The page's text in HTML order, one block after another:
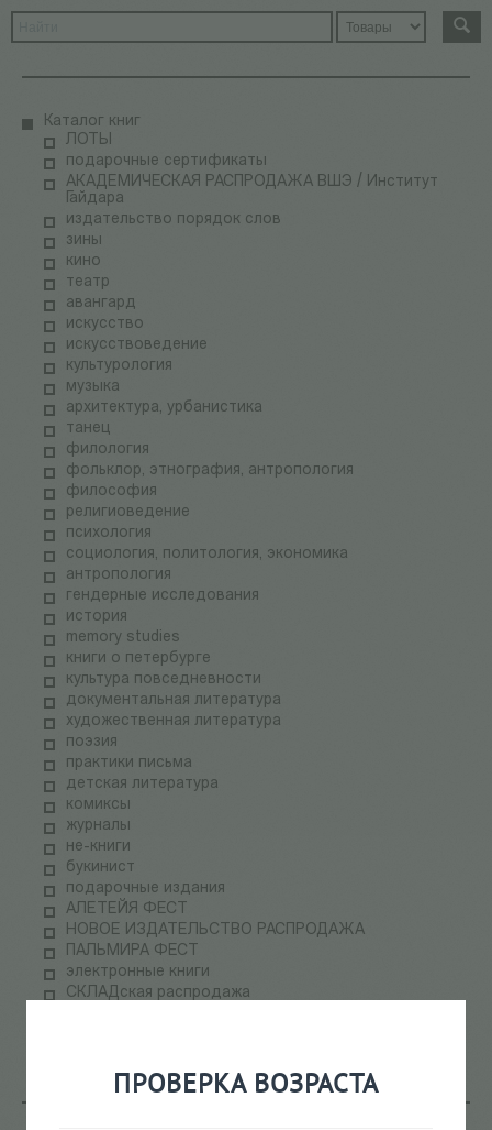
ПРОВЕРКА ВОЗРАСТА
Каталог книг
ЛОТЫ
подарочные сертификаты
АКАДЕМИЧЕСКАЯ РАСПРОДАЖА ВШЭ / Институт
Гайдара
издательство порядок слов
зины
кино
театр
авангард
искусство
искусствоведение
культурология
музыка
архитектура, урбанистика
танец
филология
фольклор, этнография, антропология
философия
религиоведение
психология
социология, политология, экономика
антропология
гендерные исследования
история
memory studies
книги о петербурге
культура повседневности
документальная литература
художественная литература
поэзия
практики письма
детская литература
комиксы
журналы
не-книги
букинист
подарочные издания
АЛЕТЕЙЯ ФЕСТ
НОВОЕ ИЗДАТЕЛЬСТВО РАСПРОДАЖА
ПАЛЬМИРА ФЕСТ
электронные книги
СКЛАДская распродажа